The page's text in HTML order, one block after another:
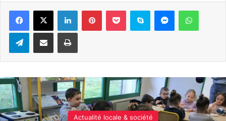
LinkedinPinterestPocket Skype Messenger
TelegramPartager par e-mail Imprimer
Actualité locale & société